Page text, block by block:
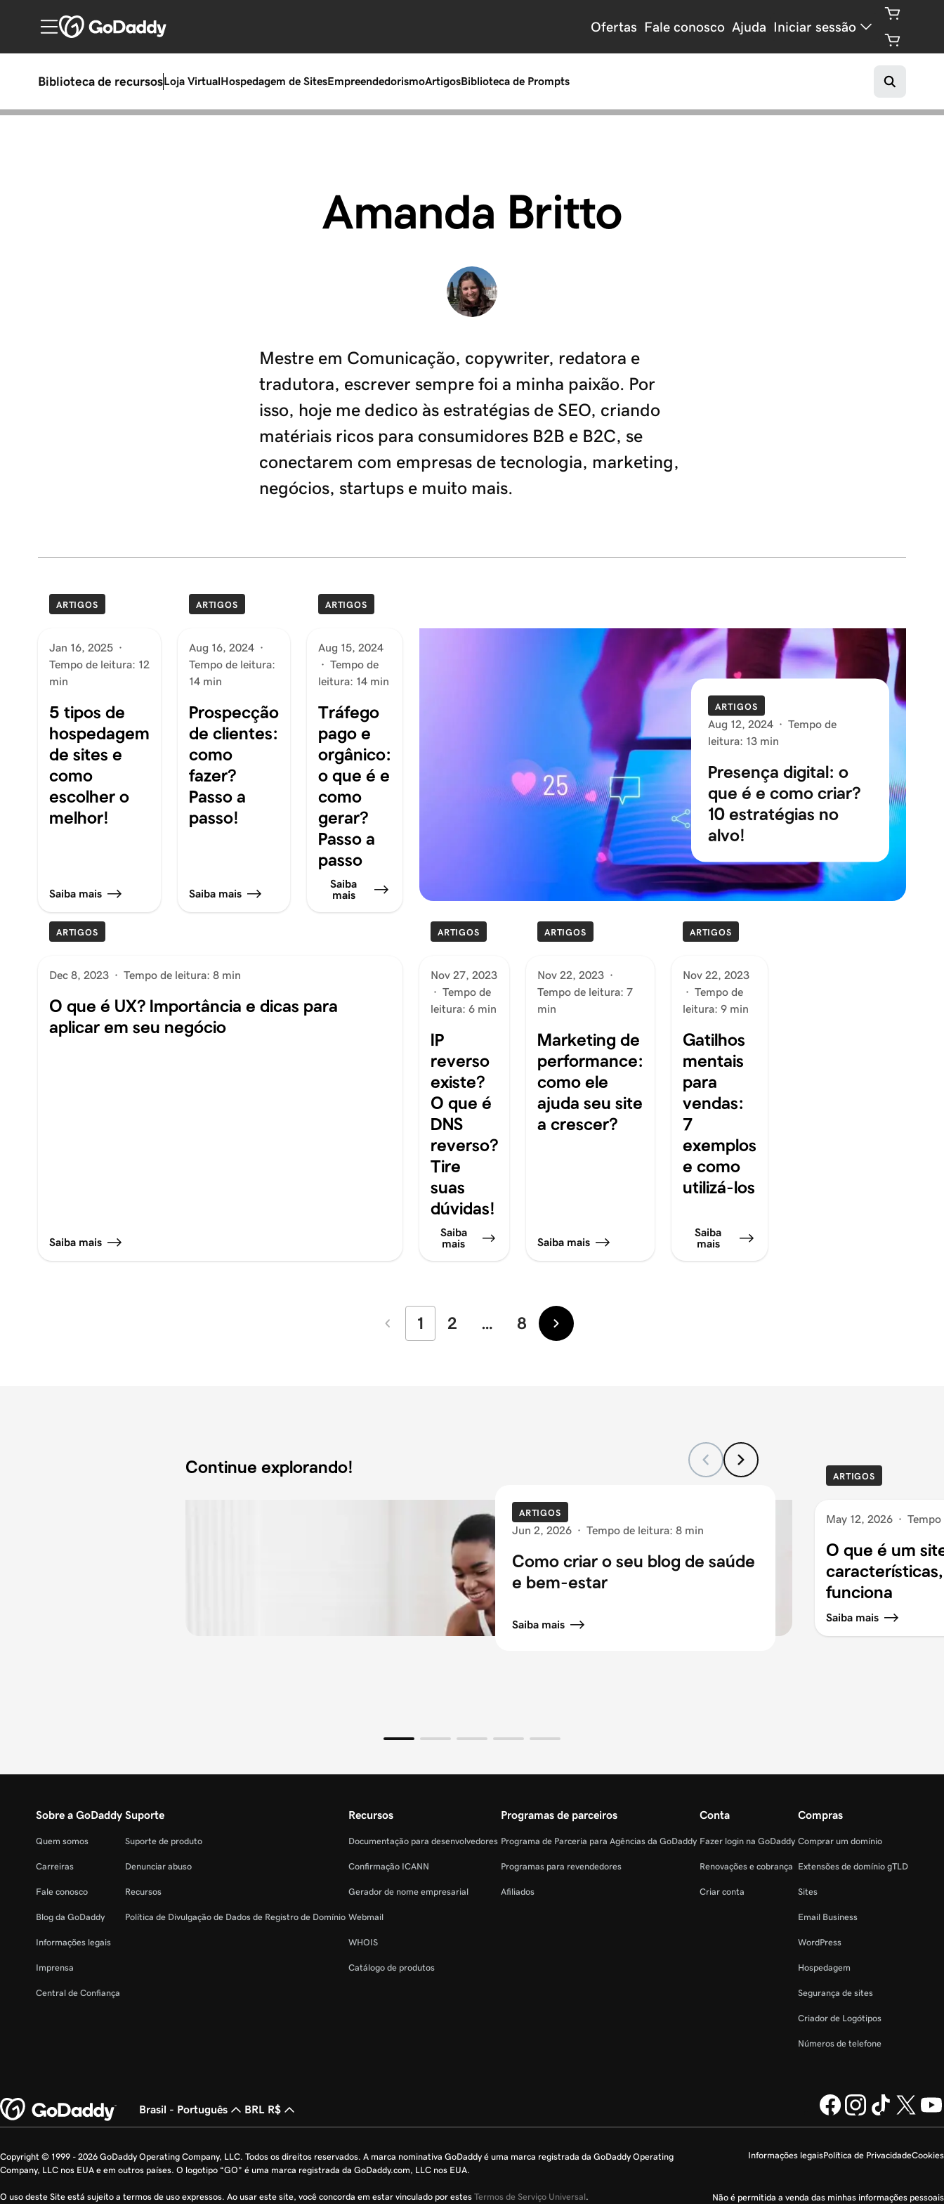
Ofertas Fale conosco Ajuda Iniciar sessão
Biblioteca de recursosLoja VirtualHospedagem de SitesEmpreendedorismoArtigosBiblioteca de Prompts
Amanda Britto
Mestre em Comunicação, copywriter, redatora e
tradutora, escrever sempre foi a minha paixão. Por
isso, hoje me dedico às estratégias de SEO, criando
matériais ricos para consumidores B2B e B2C, se
conectarem com empresas de tecnologia, marketing,
negócios, startups e muito mais.
ARTIGOS
Jan 16, 2025 ·
Tempo de leitura: 12
min
5 tipos de
hospedagem
de sites e
como
escolher o
melhor!
Saiba mais
ARTIGOS
Aug 16, 2024 ·
Tempo de leitura:
14 min
Prospecção
de clientes:
como
fazer?
Passo a
passo!
Saiba mais
ARTIGOS
Aug 15, 2024
· Tempo de
leitura: 14 min
Tráfego
pago e
orgânico:
o que é e
como
gerar?
Passo a
passo
Saiba
mais
ARTIGOS
Aug 12, 2024 · Tempo de
leitura: 13 min
Presença digital: o
que é e como criar?
10 estratégias no
alvo!
ARTIGOS
Dec 8, 2023 · Tempo de leitura: 8 min
O que é UX? Importância e dicas para
aplicar em seu negócio
Saiba mais
ARTIGOS
Nov 27, 2023
· Tempo de
leitura: 6 min
IP
reverso
existe?
O que é
DNS
reverso?
Tire
suas
dúvidas!
Saiba
mais
ARTIGOS
Nov 22, 2023 ·
Tempo de leitura: 7
min
Marketing de
performance:
como ele
ajuda seu site
a crescer?
Saiba mais
ARTIGOS
Nov 22, 2023
· Tempo de
leitura: 9 min
Gatilhos
mentais
para
vendas:
7
exemplos
e como
utilizá-los
Saiba
mais
Mais
1 2 … 8
Mais
Continue explorando!
ARTIGOS
Jun 2, 2026 · Tempo de leitura: 8 min
Como criar o seu blog de saúde
e bem-estar
Saiba mais
ARTIGOS
May 12, 2026 · Tempo
O que é um
funciona
Saiba mais
Sobre a GoDaddy
Quem somos
Carreiras
Fale conosco
Blog da GoDaddy
Informações legais
Imprensa
Central de Confiança
Suporte
Suporte de produto
Denunciar abuso
Recursos
Política de Divulgação de Dados de Registro de Domínio
Recursos
Documentação para desenvolvedores
Confirmação ICANN
Gerador de nome empresarial
Webmail
WHOIS
Catálogo de produtos
Programas de parceiros
Programa de Parceria para Agências da GoDaddy
Programas para revendedores
Afiliados
Conta
Fazer login na GoDaddy
Renovações e cobrança
Criar conta
Compras
Comprar um domínio
Extensões de domínio gTLD
Sites
Email Business
WordPress
Hospedagem
Segurança de sites
Criador de Logótipos
Números de telefone
Brasil - Português BRL R$
Informações legaisPolítica de PrivacidadeCookies
Não é permitida a venda das minhas informações pessoais
Copyright © 1999 - 2026 GoDaddy Operating Company, LLC. Todos os direitos reservados. A marca nominativa GoDaddy é uma marca registrada da GoDaddy Operating
Company, LLC nos EUA e em outros países. O logotipo “GO” é uma marca registrada da GoDaddy.com, LLC nos EUA.
O uso deste Site está sujeito a termos de uso expressos. Ao usar este site, você concorda em estar vinculado por estes Termos de Serviço Universal.